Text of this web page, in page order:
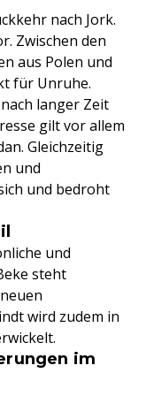
nach Jork.
Zwischen den
aus Polen und
für Unruhe.
langer Zeit
gilt vor allem
Gleichzeitig
und
und bedroht
und
steht
wird zudem in
im